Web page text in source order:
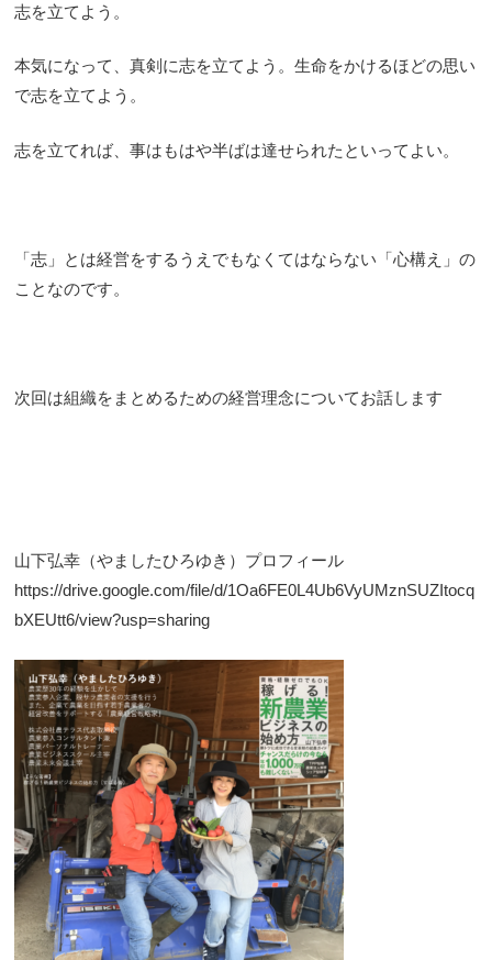
志を立てよう。
本気になって、真剣に志を立てよう。生命をかけるほどの思い
で志を立てよう。
志を立てれば、事はもはや半ばは達せられたといってよい。
「志」とは経営をするうえでもなくてはならない「心構え」の
ことなのです。
次回は組織をまとめるための経営理念についてお話します
山下弘幸（やましたひろゆき）プロフィール
https://drive.google.com/file/d/1Oa6FE0L4Ub6VyUMznSUZItocq
bXEUtt6/view?usp=sharing